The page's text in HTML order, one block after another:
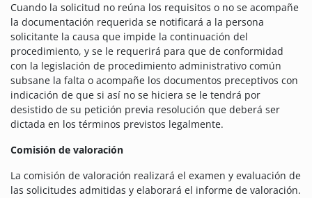
Cuando la solicitud no reúna los requisitos o no se acompañe
la documentación requerida se notificará a la persona
solicitante la causa que impide la continuación del
procedimiento, y se le requerirá para que de conformidad
con la legislación de procedimiento administrativo común
subsane la falta o acompañe los documentos preceptivos con
indicación de que si así no se hiciera se le tendrá por
desistido de su petición previa resolución que deberá ser
dictada en los términos previstos legalmente.
Comisión de valoración
La comisión de valoración realizará el examen y evaluación de
las solicitudes admitidas y elaborará el informe de valoración.